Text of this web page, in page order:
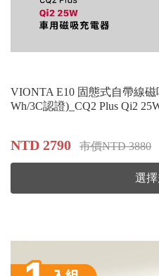
VIONTA E10 固態式自帶線
Wh/3C認證)_CQ2 Plus Qi2
NTD 2790 市價NTD 3880
選